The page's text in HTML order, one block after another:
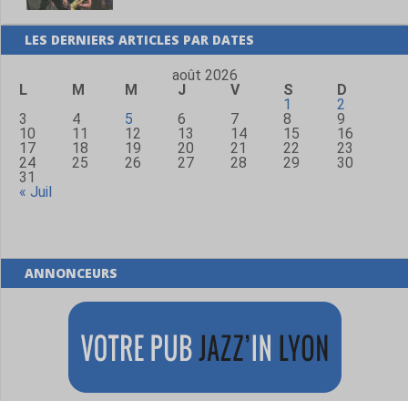
LES DERNIERS ARTICLES PAR DATES
août 2026
L
M M J V S
D
1
2
3
4 5 6 7 8
9
10
11 12 13 14 15
16
17
18 19 20 21 22
23
24
25 26 27 28 29
30
31
« Juil
ANNONCEURS